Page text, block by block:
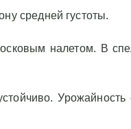
средней густоты.
налетом. В
Урожайность